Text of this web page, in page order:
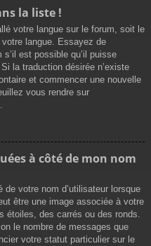
la liste !
votre langue sur le forum, soit le
votre langue. Essayez de
est possible qu’il puisse
la traduction désirée n’existe
et commencer une nouvelle
vous rendre sur
à côté de mon nom
votre nom d’utilisateur lorsque
être une image associée à votre
étoiles, des carrés ou des ronds.
le nombre de messages que
votre statut particulier sur le